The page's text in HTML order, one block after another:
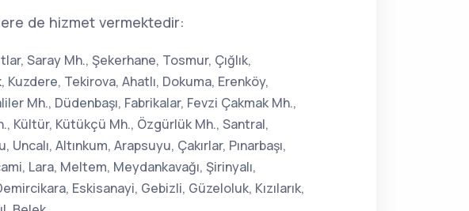
de hizmet vermektedir:
Saray Mh., Şekerhane, Tosmur, Çığlık,
Tekirova, Ahatlı, Dokuma, Erenköy,
Mh., Düdenbaşı, Fabrikalar, Fevzi Çakmak Mh.,
Kültür, Kütükçü Mh., Özgürlük Mh., Santral,
Altınkum, Arapsuyu, Çakırlar, Pınarbaşı,
Lara, Meltem, Meydankavağı, Şirinyalı,
Eskisanayi, Gebizli, Güzeloluk, Kızılarık,